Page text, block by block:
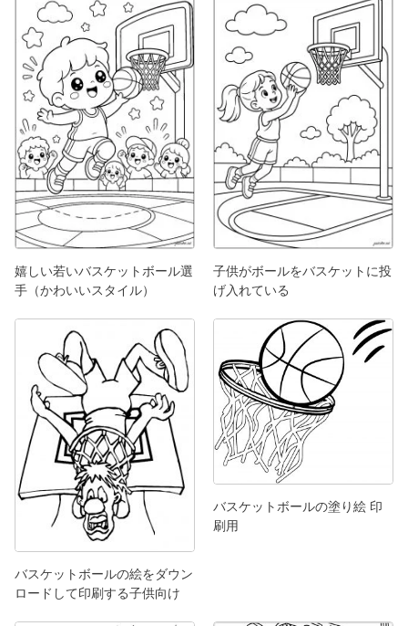
嬉しい若いバスケットボール選
手（かわいいスタイル）
子供がボールをバスケットに投
げ入れている
バスケットボールの絵をダウン
ロードして印刷する子供向け
バスケットボールの塗り絵 印
刷用